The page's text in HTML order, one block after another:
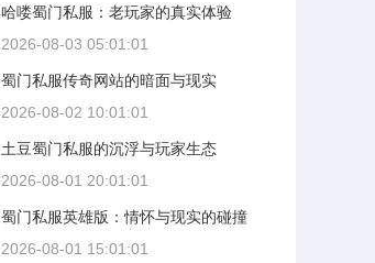
哈喽蜀门私服：老玩家的真实体验
2026-08-03 05:01:01
蜀门私服传奇网站的暗面与现实
2026-08-02 10:01:01
土豆蜀门私服的沉浮与玩家生态
2026-08-01 20:01:01
蜀门私服英雄版：情怀与现实的碰撞
2026-08-01 15:01:01